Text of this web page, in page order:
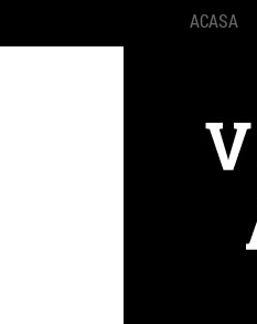
ACASA